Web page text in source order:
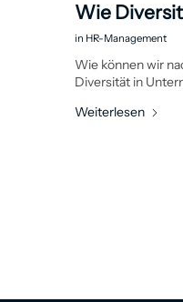
Wie
in HR-Management
Wie können wir
Diversität in
Weiterlesen